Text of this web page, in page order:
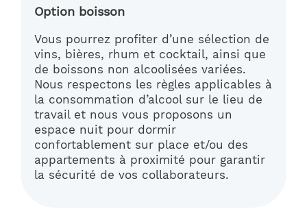
Option boisson
Vous pourrez profiter d’une sélection de
vins, bières, rhum et cocktail, ainsi que
de boissons non alcoolisées variées.
Nous respectons les règles applicables à
la consommation d’alcool sur le lieu de
travail et nous vous proposons un
espace nuit pour dormir
confortablement sur place et/ou des
appartements à proximité pour garantir
la sécurité de vos collaborateurs.